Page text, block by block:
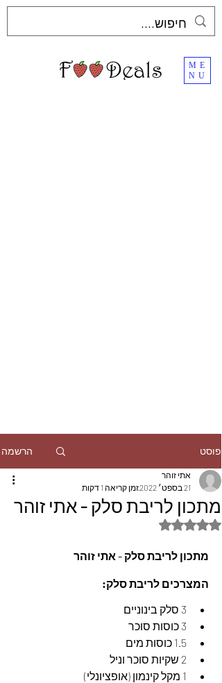
ME
NU
פוסט הרשמה
מתכון לריבת סלק - אתי זוהר
אתי זוהר
21 בספט׳ 2022
זמן קריאה 1 דקות
דירוג של NaN מתוך 5 כוכבים
מתכון לריבת סלק - אתי זוהר
המצרכים לריבת סלק:
3 סלק בינוניים
3 כוסות סוכר
1.5 כוסות מים
2 שקיות סוכר וניל
1 מקל קינמון (אופציונלי)